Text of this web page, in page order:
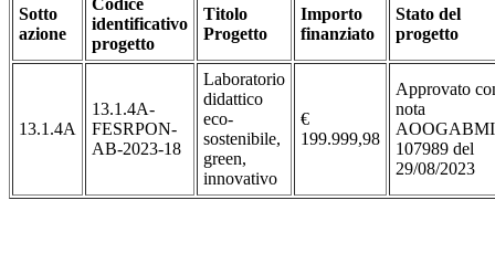
Sotto
azione
Codice
identificativo
progetto
Titolo
Progetto
Importo
finanziato
Stato del
progetto
13.1.4A
13.1.4A-
FESRPON-
AB-2023-18
Laboratorio
didattico
eco-
sostenibile,
green,
innovativo
€
199.999,98
Approvato
nota
107989 del
29/08/2023